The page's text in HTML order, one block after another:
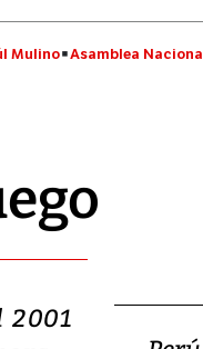
Mulino Asamblea
2001